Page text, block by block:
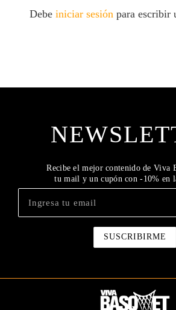
Debeiniciar sesiónpara escribir
Recibe el mejor contenido de Viva
tu mail y un cupón con -10% en